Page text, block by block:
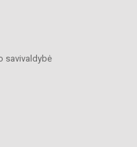
savivaldybė